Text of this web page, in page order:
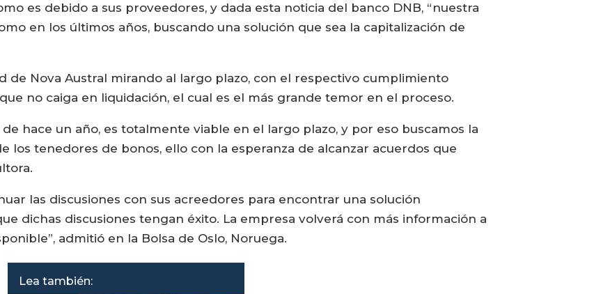
es debido a sus proveedores, y dada esta noticia del banco DNB, “nuestra
en los últimos años, buscando una solución que sea la capitalización de
de Nova Austral mirando al largo plazo, con el respectivo cumplimiento
no caiga en liquidación, el cual es el más grande temor en el proceso.
hace un año, es totalmente viable en el largo plazo, y por eso buscamos la
los tenedores de bonos, ello con la esperanza de alcanzar acuerdos que
las discusiones con sus acreedores para encontrar una solución
dichas discusiones tengan éxito. La empresa volverá con más información a
admitió en la Bolsa de Oslo, Noruega.
Lea también: